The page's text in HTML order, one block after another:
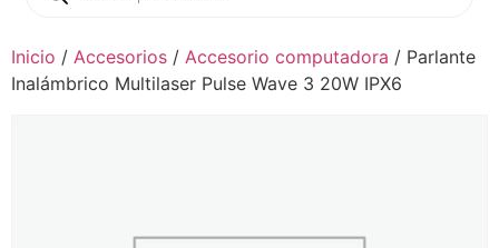
Inicio / Accesorios / Accesorio computadora / Parlante
Inalámbrico Multilaser Pulse Wave 3 20W IPX6